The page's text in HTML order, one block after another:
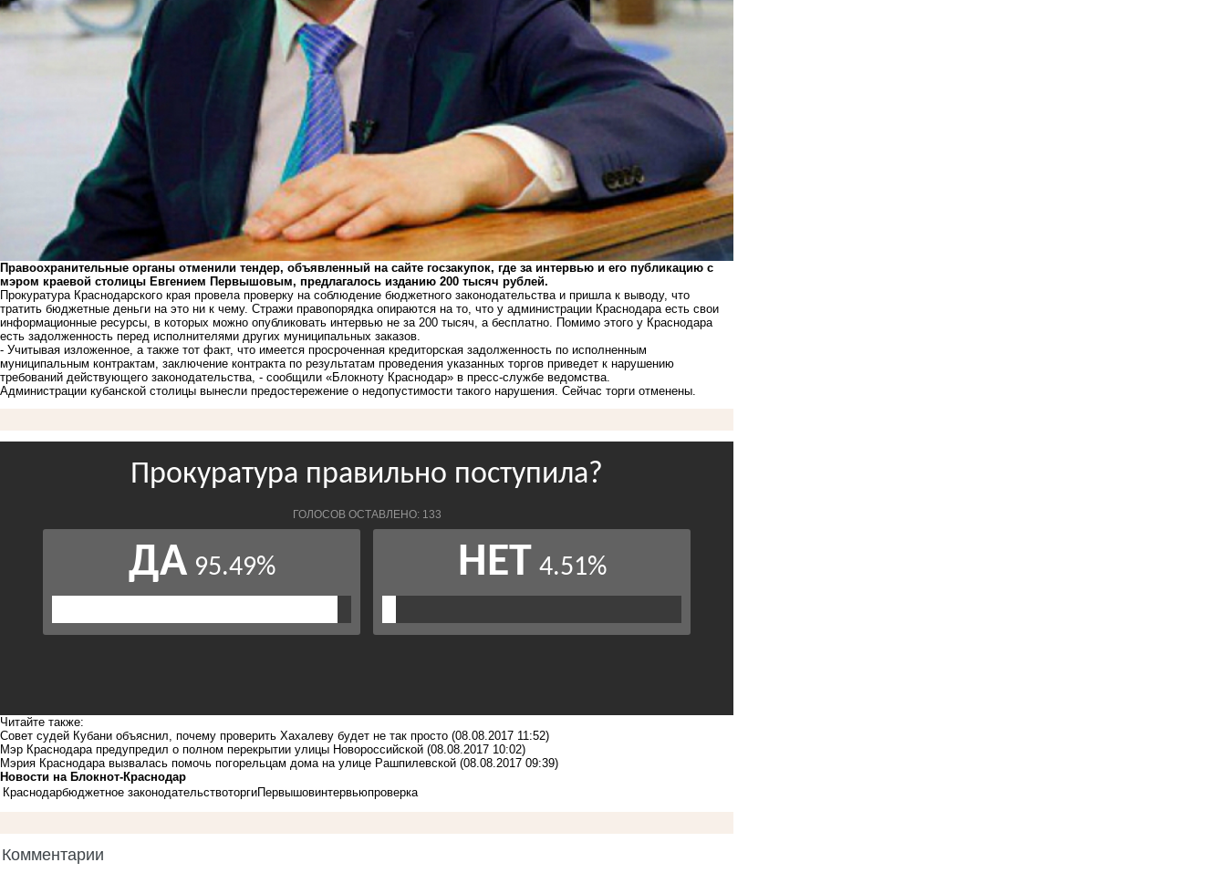
Правоохранительные органы отменили тендер, объявленный на сайте госзакупок, где за интервью и его публикацию с
мэром краевой столицы Евгением Первышовым, предлагалось изданию 200 тысяч рублей.
Прокуратура Краснодарского края провела проверку на соблюдение бюджетного законодательства и пришла к выводу, что
тратить бюджетные деньги на это ни к чему. Стражи правопорядка опираются на то, что у администрации Краснодара есть свои
информационные ресурсы, в которых можно опубликовать интервью не за 200 тысяч, а бесплатно. Помимо этого у Краснодара
есть задолженность перед исполнителями других муниципальных заказов.
- Учитывая изложенное, а также тот факт, что имеется просроченная кредиторская задолженность по исполненным
муниципальным контрактам, заключение контракта по результатам проведения указанных торгов приведет к нарушению
требований действующего законодательства, - сообщили «Блокноту Краснодар» в пресс-службе ведомства.
Администрации кубанской столицы вынесли предостережение о недопустимости такого нарушения. Сейчас торги отменены.
Читайте также:
Совет судей Кубани объяснил, почему проверить Хахалеву будет не так просто (08.08.2017 11:52)
Мэр Краснодара предупредил о полном перекрытии улицы Новороссийской (08.08.2017 10:02)
Мэрия Краснодара вызвалась помочь погорельцам дома на улице Рашпилевской (08.08.2017 09:39)
Новости на Блoкнoт-Краснодар
Краснодарбюджетное законодательствоторгиПервышовинтервьюпроверка
Комментарии